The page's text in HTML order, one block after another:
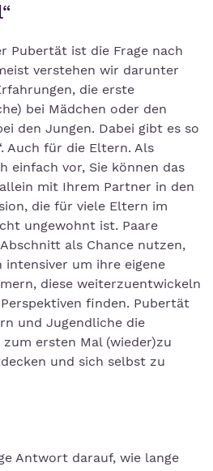
Pubertät ist die Frage nach
verstehen wir darunter
die erste
bei Mädchen oder den
den Jungen. Dabei gibt es so
Auch für die Eltern. Als
einfach vor, Sie können das
mit Ihrem Partner in den
die für viele Eltern im
ungewohnt ist. Paare
als Chance nutzen,
intensiver um ihre eigene
diese weiterzuentwickeln
finden. Pubertät
und Jugendliche die
zum ersten Mal (wieder)zu
und sich selbst zu
Antwort darauf, wie lange